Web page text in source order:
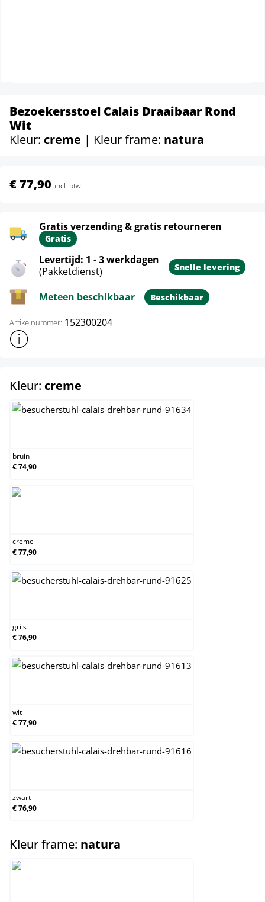
Bezoekersstoel Calais Draaibaar Rond
Wit
Kleur: creme | Kleur frame: natura
€ 77,90 incl. btw
Gratis verzending & gratis retourneren
Gratis
Levertijd: 1 - 3 werkdagen
(Pakketdienst)
Snelle levering
Meteen beschikbaar Beschikbaar
Artikelnummer: 152300204
Toon meer productinformatie
Kleur: creme
bruin
€ 74,90
creme
€ 77,90
grijs
€ 76,90
wit
€ 77,90
zwart
€ 76,90
Kleur frame: natura